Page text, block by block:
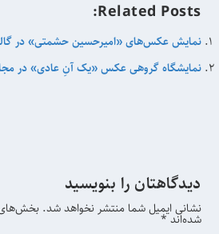
Related Posts:
نمایش عکس‌های «امیرحسین حشمتی» در
نمایشگاه گروهی عکس «یک آنِ عادی» در
دیدگاهتان را بنویسید
نشانی ایمیل شما منتشر نخواهد شد. بخش‌های
شده‌اند*